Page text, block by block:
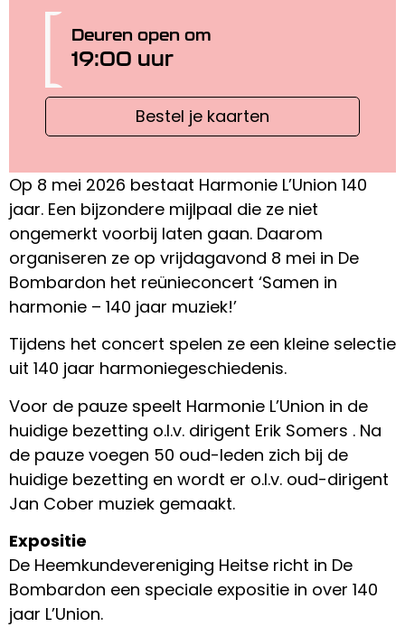
Op 8 mei 2026 bestaat Harmonie L’Union 140
jaar. Een bijzondere mijlpaal die ze niet
ongemerkt voorbij laten gaan. Daarom
organiseren ze op vrijdagavond 8 mei in De
Bombardon het reünieconcert ‘Samen in
harmonie – 140 jaar muziek!’
Tijdens het concert spelen ze een kleine selectie
uit 140 jaar harmoniegeschiedenis.
Voor de pauze speelt Harmonie L’Union in de
huidige bezetting o.l.v. dirigent Erik Somers . Na
de pauze voegen 50 oud-leden zich bij de
huidige bezetting en wordt er o.l.v. oud-dirigent
Jan Cober muziek gemaakt.
Expositie
De Heemkundevereniging Heitse richt in De
Bombardon een speciale expositie in over 140
jaar L’Union.
Deuren open om
19:00 uur
Bestel je kaarten